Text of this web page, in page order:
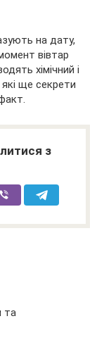
на дату,
вівтар
хімічний і
які ще секрети
з
та